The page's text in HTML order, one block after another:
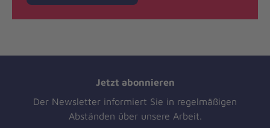
Jetzt abonnieren
Der Newsletter informiert Sie in regelmäßigen
Abständen über unsere Arbeit.